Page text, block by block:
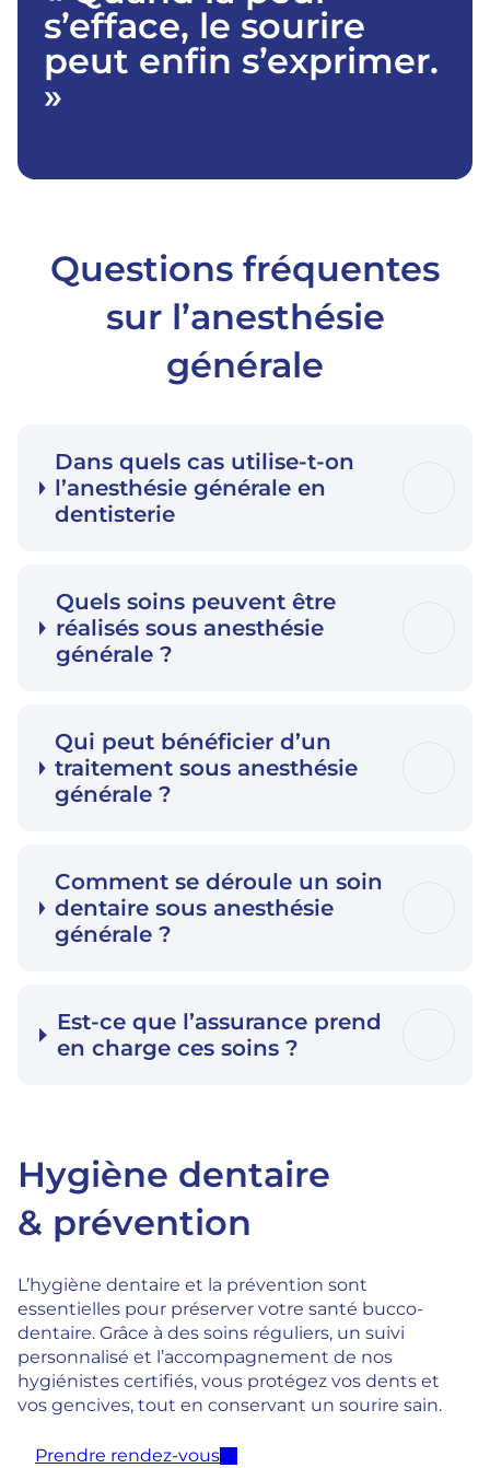
s’efface, le sourire
peut enfin s’exprimer.
»
Questions fréquentes
sur l’anesthésie
générale
Dans quels cas utilise-t-on
l’anesthésie générale en
dentisterie
Quels soins peuvent être
réalisés sous anesthésie
générale ?
Qui peut bénéficier d’un
traitement sous anesthésie
générale ?
Comment se déroule un soin
dentaire sous anesthésie
générale ?
Est-ce que l’assurance prend
en charge ces soins ?
Hygiène dentaire
& prévention
L’hygiène dentaire et la prévention sont
essentielles pour préserver votre santé bucco-
dentaire. Grâce à des soins réguliers, un suivi
personnalisé et l’accompagnement de nos
hygiénistes certifiés, vous protégez vos dents et
vos gencives, tout en conservant un sourire sain.
Prendre rendez-vous